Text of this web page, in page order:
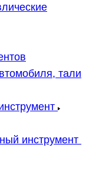
тали
инструмент